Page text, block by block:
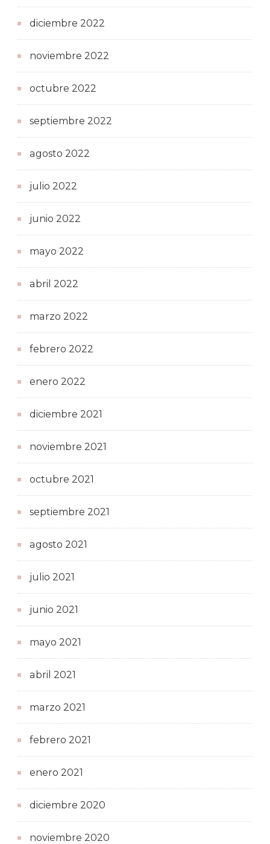
diciembre 2022
noviembre 2022
octubre 2022
septiembre 2022
agosto 2022
julio 2022
junio 2022
mayo 2022
abril 2022
marzo 2022
febrero 2022
enero 2022
diciembre 2021
noviembre 2021
octubre 2021
septiembre 2021
agosto 2021
julio 2021
junio 2021
mayo 2021
abril 2021
marzo 2021
febrero 2021
enero 2021
diciembre 2020
noviembre 2020